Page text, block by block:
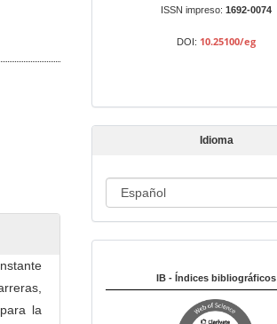
la
c
ISSN impreso: 1692-0074
DOI: 10.25100/eg
Idioma
d
m
a
IB - Índices bibliográficos